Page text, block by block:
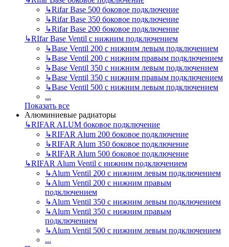
↳Rifar Base 500 боковое подключение
↳Rifar Base 350 боковое подключение
↳Rifar Base 200 боковое подключение
↳RIfar Base Ventil с нижним подключением
↳Base Ventil 200 с нижним левым подключением
↳Base Ventil 200 с нижним правым подключением
↳Base Ventil 350 с нижним левым подключением
↳Base Ventil 350 с нижним правым подключением
↳Base Ventil 500 с нижним левым подключением
...
Показать все
Алюминиевые радиаторы
↳RIFAR ALUM боковое подключение
↳RIFAR Alum 200 боковое подключение
↳RIFAR Alum 350 боковое подключение
↳RIFAR Alum 500 боковое подключение
↳RIFAR Alum Ventil с нижним подключением
↳Alum Ventil 200 с нижним левым подключением
↳Alum Ventil 200 с нижним правым
подключением
↳Alum Ventil 350 с нижним левым подключением
↳Alum Ventil 350 с нижним правым
подключением
↳Alum Ventil 500 с нижним левым подключением
...